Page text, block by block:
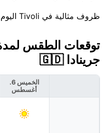
ظروف مثالية في Tivoli اليوم — اخرج واستمتع بها.
جرينادا 🇬🇩
الخميس 6.
أغسطس